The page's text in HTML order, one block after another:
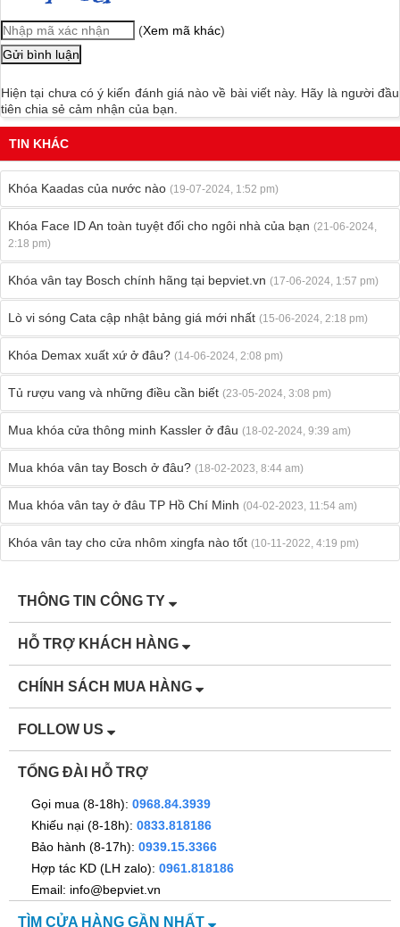
(Xem mã khác)
Hiện tại chưa có ý kiến đánh giá nào về bài viết này. Hãy là người đầu
tiên chia sẻ cảm nhận của bạn.
TIN KHÁC
Khóa Kaadas của nước nào (19-07-2024, 1:52 pm)
Khóa Face ID An toàn tuyệt đối cho ngôi nhà của bạn (21-06-2024,
2:18 pm)
Khóa vân tay Bosch chính hãng tại bepviet.vn (17-06-2024, 1:57 pm)
Lò vi sóng Cata cập nhật bảng giá mới nhất (15-06-2024, 2:18 pm)
Khóa Demax xuất xứ ở đâu? (14-06-2024, 2:08 pm)
Tủ rượu vang và những điều cần biết (23-05-2024, 3:08 pm)
Mua khóa cửa thông minh Kassler ở đâu (18-02-2024, 9:39 am)
Mua khóa vân tay Bosch ở đâu? (18-02-2023, 8:44 am)
Mua khóa vân tay ở đâu TP Hồ Chí Minh (04-02-2023, 11:54 am)
Khóa vân tay cho cửa nhôm xingfa nào tốt (10-11-2022, 4:19 pm)
THÔNG TIN CÔNG TY
HỖ TRỢ KHÁCH HÀNG
CHÍNH SÁCH MUA HÀNG
FOLLOW US
TỔNG ĐÀI HỖ TRỢ
Gọi mua (8-18h): 0968.84.3939
Khiếu nại (8-18h): 0833.818186
Bảo hành (8-17h): 0939.15.3366
Hợp tác KD (LH zalo): 0961.818186
Email: info@bepviet.vn
TÌM CỬA HÀNG GẦN NHẤT